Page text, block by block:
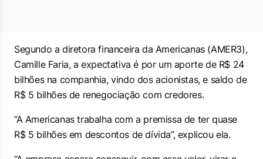
Segundo a diretora financeira da Americanas (AMER3),
Camille Faria, a expectativa é por um aporte de R$ 24
bilhões na companhia, vindo dos acionistas, e saldo de
R$ 5 bilhões de renegociação com credores.
“A Americanas trabalha com a premissa de ter quase
R$ 5 bilhões em descontos de dívida”, explicou ela.